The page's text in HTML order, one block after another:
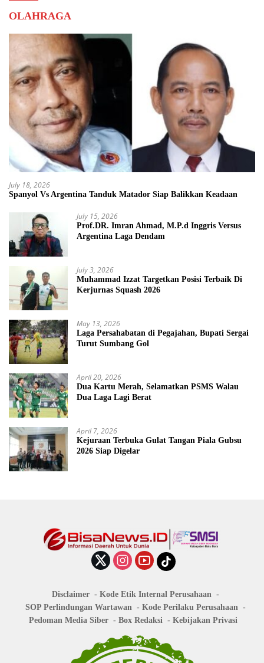
OLAHRAGA
July 18, 2026
Spanyol Vs Argentina Tanduk Matador Siap Balikkan Keadaan
July 15, 2026
Prof.DR. Imran Ahmad, M.P.d Inggris Versus
Argentina Laga Dendam
July 3, 2026
Muhammad Izzat Targetkan Posisi Terbaik Di
Kerjurnas Squash 2026
May 13, 2026
Laga Persahabatan di Pegajahan, Bupati Sergai
Turut Sumbang Gol
April 20, 2026
Dua Kartu Merah, Selamatkan PSMS Walau
Dua Laga Lagi Berat
April 7, 2026
Kejuraan Terbuka Gulat Tangan Piala Gubsu
2026 Siap Digelar
Disclaimer
Kode Etik Internal Perusahaan
SOP Perlindungan Wartawan
Kode Perilaku Perusahaan
Pedoman Media Siber
Box Redaksi Kebijakan Privasi